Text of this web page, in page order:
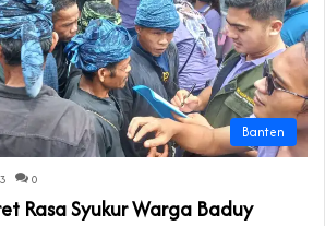
Banten
0
Rasa Syukur Warga Baduy